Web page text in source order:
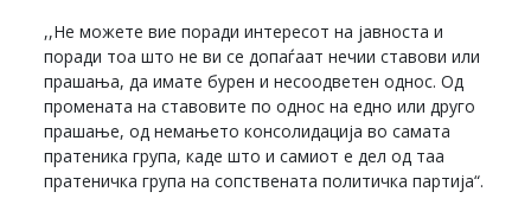
,,Не можете вие поради интересот на јавноста и
поради тоа што не ви се допаѓаат нечии ставови или
прашања, да имате бурен и несоодветен однос. Од
промената на ставовите по однос на едно или друго
прашање, од немањето консолидација во самата
пратеника група, каде што и самиот е дел од таа
пратеничка група на сопствената политичка партија“.